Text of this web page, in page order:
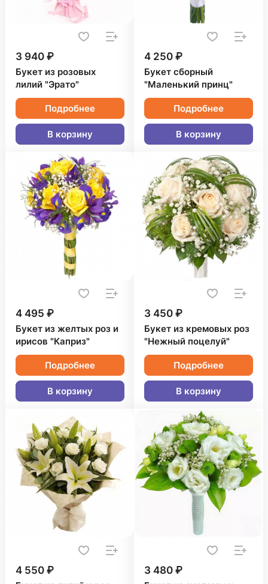
3 940 ₽
Букет из розовых
лилий "Эрато"
Подробнее
В корзину
4 250 ₽
Букет сборный
"Маленький принц"
Подробнее
В корзину
4 495 ₽
Букет из желтых роз и
ирисов "Каприз"
Подробнее
В корзину
3 450 ₽
Букет из кремовых роз
"Нежный поцелуй"
Подробнее
В корзину
4 550 ₽ 3 480 ₽